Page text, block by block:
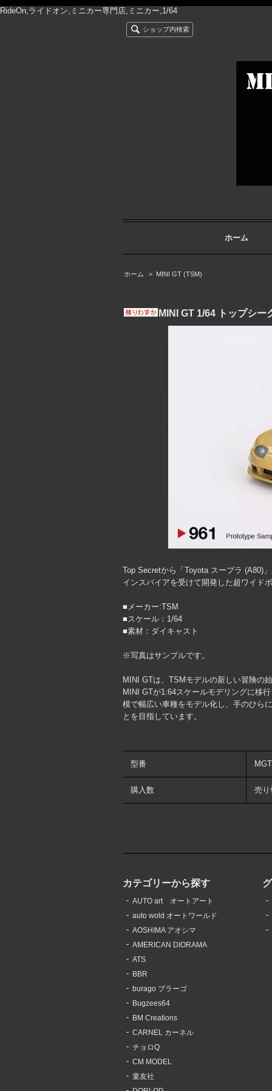
RideOn,ライドオン,ミニカー専門店,ミニカー,1/64
ショップ内検索
ホーム
ホーム > MINI GT (TSM)
MINI GT 1/64 トップシ
Top Secretから「Toyota スープラ (A80)
インスパイアを受けて開発した超ワイド
■メーカー:TSM
■スケール：1/64
■素材：ダイキャスト
※写真はサンプルです。
MINI GTは、TSMモデルの新しい冒険の
MINI GTが1:64スケールモデリングに移
模で幅広い車種をモデル化し、手のひら
とを目指しています。
型番
購入数 売り
カテゴリーから探す
AUTO art オートアート
auto wold オートワールド
AOSHIMA アオシマ
AMERICAN DIORAMA
ATS
BBR
burago ブラーゴ
Bugzees64
BM Creations
CARNEL カーネル
チョロQ
CM MODEL
童友社